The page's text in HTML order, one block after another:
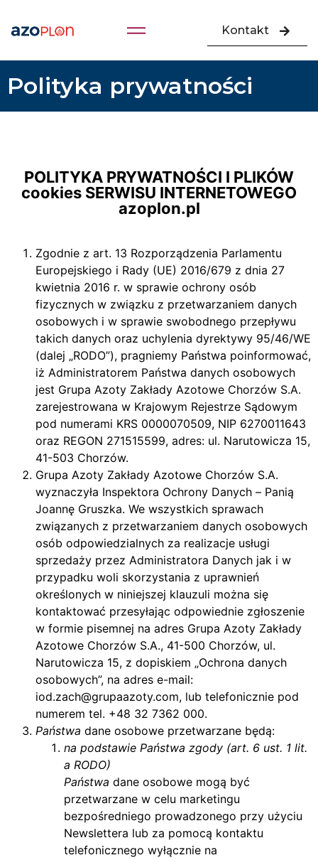
Kontakt
Polityka prywatności
POLITYKA PRYWATNOŚCI I PLIKÓW
cookies SERWISU INTERNETOWEGO
azoplon.pl
Zgodnie z art. 13 Rozporządzenia Parlamentu
Europejskiego i Rady (UE) 2016/679 z dnia 27
kwietnia 2016 r. w sprawie ochrony osób
fizycznych w związku z przetwarzaniem danych
osobowych i w sprawie swobodnego przepływu
takich danych oraz uchylenia dyrektywy 95/46/WE
(dalej „RODO”), pragniemy Państwa poinformować,
iż Administratorem Państwa danych osobowych
jest Grupa Azoty Zakłady Azotowe Chorzów S.A.
zarejestrowana w Krajowym Rejestrze Sądowym
pod numerami KRS 0000070509, NIP 6270011643
oraz REGON 271515599, adres: ul. Narutowicza 15,
41-503 Chorzów.
Grupa Azoty Zakłady Azotowe Chorzów S.A.
wyznaczyła Inspektora Ochrony Danych – Panią
Joannę Gruszka. We wszystkich sprawach
związanych z przetwarzaniem danych osobowych
osób odpowiedzialnych za realizacje usługi
sprzedaży przez Administratora Danych jak i w
przypadku woli skorzystania z uprawnień
określonych w niniejszej klauzuli można się
kontaktować przesyłając odpowiednie zgłoszenie
w formie pisemnej na adres Grupa Azoty Zakłady
Azotowe Chorzów S.A., 41-500 Chorzów, ul.
Narutowicza 15, z dopiskiem „Ochrona danych
osobowych”, na adres e-mail:
iod.zach@grupaazoty.com, lub telefonicznie pod
numerem tel. +48 32 7362 000.
Państwa dane osobowe przetwarzane będą:
na podstawie Państwa zgody (art. 6 ust. 1 lit.
a RODO)
Państwa dane osobowe mogą być
przetwarzane w celu marketingu
bezpośredniego prowadzonego przy użyciu
Newslettera lub za pomocą kontaktu
telefonicznego wyłącznie na